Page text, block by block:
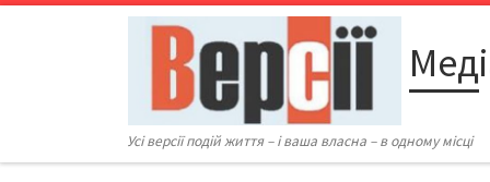
Перейти до вмісту
Усі версії подій життя – і ваша власна – в одному місці